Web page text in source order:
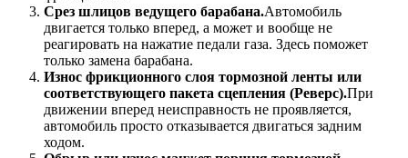
Срез шлицов ведущего барабана.Автомобиль
двигается только вперед, а может и вообще не
реагировать на нажатие педали газа. Здесь поможет
только замена барабана.
Износ фрикционного слоя тормозной ленты или
соответствующего пакета сцепления (Реверс).При
движении вперед неисправность не проявляется,
автомобиль просто отказывается двигаться задним
ходом.